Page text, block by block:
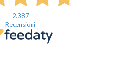
2.387
Recensioni